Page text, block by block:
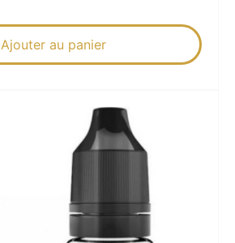
Ajouter au panier